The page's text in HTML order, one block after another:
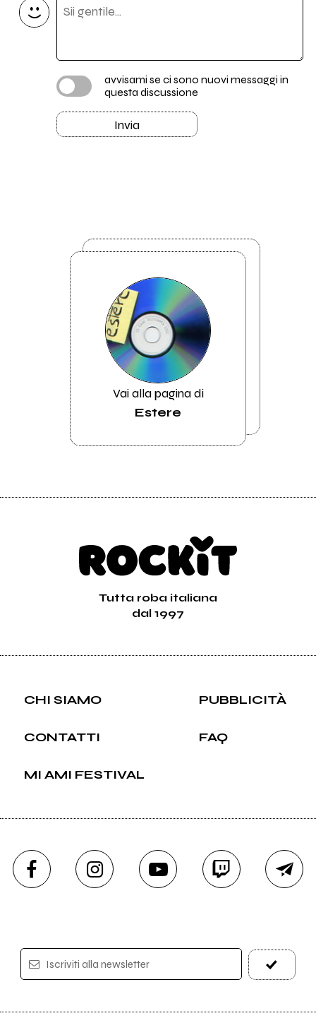
avvisami se ci sono nuovi messaggi in
questa discussione
Invia
Vai alla pagina di
Estere
Tutta roba italiana
dal 1997
CHI SIAMO PUBBLICITÀ
CONTATTI FAQ
MI AMI FESTIVAL
Iscriviti alla newsletter